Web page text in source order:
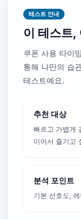
테스트 안내
이 테스트,
쿠폰 사용 타이
통해 나만의 습
테스트예요.
추천 대상
빠르고 가볍게
이어서 즐기고
분석 포인트
기본 선호도,